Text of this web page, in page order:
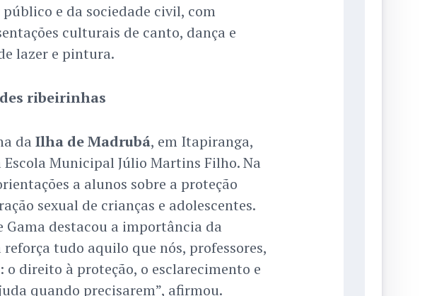
e da sociedade civil, com
culturais de canto, dança e
lazer e pintura.
ribeirinhas
da Ilha de Madrubá, em Itapiranga,
Escola Municipal Júlio Martins Filho. Na
a alunos sobre a proteção
sexual de crianças e adolescentes.
Gama destacou a importância da
tudo aquilo que nós, professores,
o direito à proteção, o esclarecimento e
quando precisarem”, afirmou.